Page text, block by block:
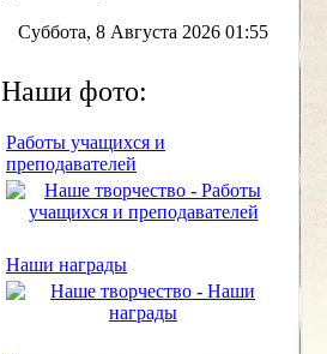
Суббота, 8 Августа 2026 01:55
Наши фото:
Работы учащихся и
преподавателей
Наши награды